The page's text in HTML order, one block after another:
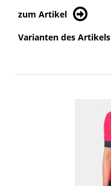
zum Artikel
Varianten des Artikels